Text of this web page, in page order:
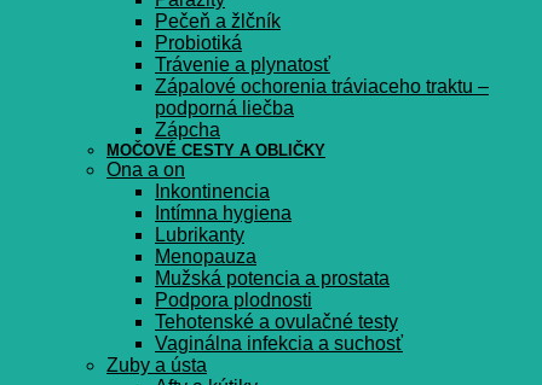
Pečeň a žlčník
Probiotiká
Trávenie a plynatosť
Zápalové ochorenia tráviaceho traktu –
podporná liečba
Zápcha
MOČOVÉ CESTY A OBLIČKY
Ona a on
Inkontinencia
Intímna hygiena
Lubrikanty
Menopauza
Mužská potencia a prostata
Podpora plodnosti
Tehotenské a ovulačné testy
Vaginálna infekcia a suchosť
Zuby a ústa